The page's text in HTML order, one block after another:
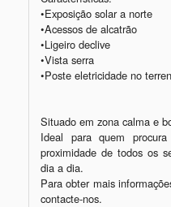
•Exposição solar a norte
•Acessos de alcatrão
•Ligeiro declive
•Vista serra
•Poste eletricidade no
Situado em zona calma e
Ideal para quem
proximidade de todos os
dia a dia.
Para obter mais